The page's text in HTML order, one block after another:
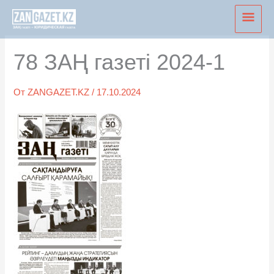
Перейти
содержимому
78 ЗАҢ газеті 2024-1
ОтZANGAZET.KZ/ 17.10.2024